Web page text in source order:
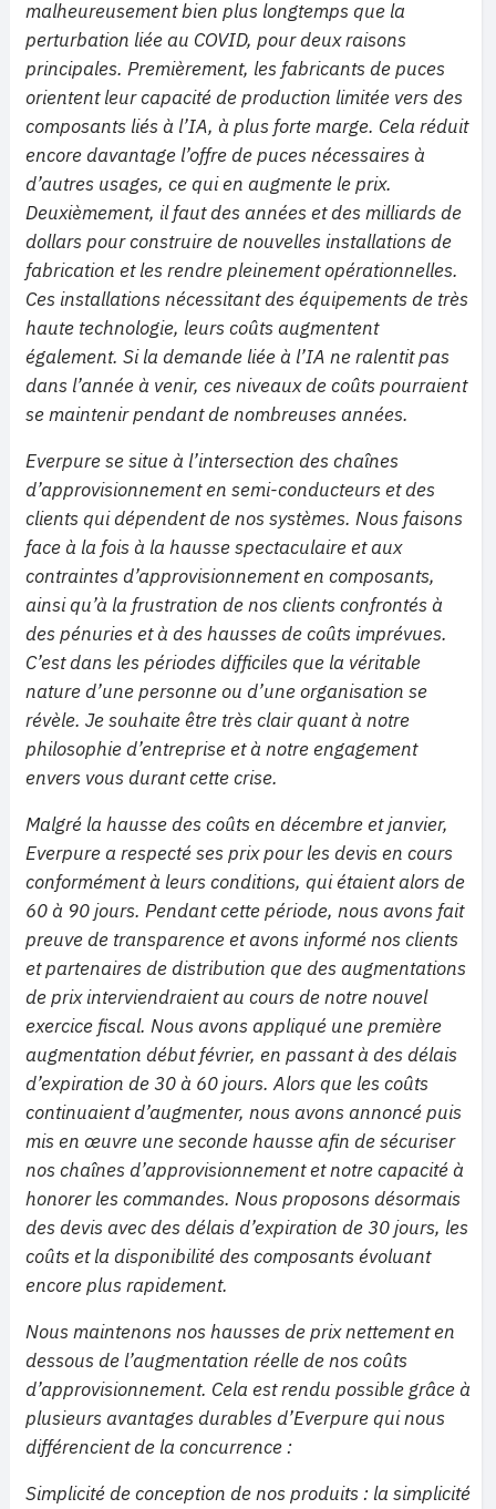
malheureusement bien plus longtemps que la
perturbation liée au COVID, pour deux raisons
principales. Premièrement, les fabricants de puces
orientent leur capacité de production limitée vers des
composants liés à l’IA, à plus forte marge. Cela réduit
encore davantage l’offre de puces nécessaires à
d’autres usages, ce qui en augmente le prix.
Deuxièmement, il faut des années et des milliards de
dollars pour construire de nouvelles installations de
fabrication et les rendre pleinement opérationnelles.
Ces installations nécessitant des équipements de très
haute technologie, leurs coûts augmentent
également. Si la demande liée à l’IA ne ralentit pas
dans l’année à venir, ces niveaux de coûts pourraient
se maintenir pendant de nombreuses années.
Everpure se situe à l’intersection des chaînes
d’approvisionnement en semi-conducteurs et des
clients qui dépendent de nos systèmes. Nous faisons
face à la fois à la hausse spectaculaire et aux
contraintes d’approvisionnement en composants,
ainsi qu’à la frustration de nos clients confrontés à
des pénuries et à des hausses de coûts imprévues.
C’est dans les périodes difficiles que la véritable
nature d’une personne ou d’une organisation se
révèle. Je souhaite être très clair quant à notre
philosophie d’entreprise et à notre engagement
envers vous durant cette crise.
Malgré la hausse des coûts en décembre et janvier,
Everpure a respecté ses prix pour les devis en cours
conformément à leurs conditions, qui étaient alors de
60 à 90 jours. Pendant cette période, nous avons fait
preuve de transparence et avons informé nos clients
et partenaires de distribution que des augmentations
de prix interviendraient au cours de notre nouvel
exercice fiscal. Nous avons appliqué une première
augmentation début février, en passant à des délais
d’expiration de 30 à 60 jours. Alors que les coûts
continuaient d’augmenter, nous avons annoncé puis
mis en œuvre une seconde hausse afin de sécuriser
nos chaînes d’approvisionnement et notre capacité à
honorer les commandes. Nous proposons désormais
des devis avec des délais d’expiration de 30 jours, les
coûts et la disponibilité des composants évoluant
encore plus rapidement.
Nous maintenons nos hausses de prix nettement en
dessous de l’augmentation réelle de nos coûts
d’approvisionnement. Cela est rendu possible grâce à
plusieurs avantages durables d’Everpure qui nous
différencient de la concurrence :
Simplicité de conception de nos produits : la simplicité